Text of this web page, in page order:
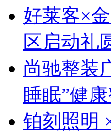
好莱客×
区启动礼
尚驰整装
睡眠”健
铂刻照明